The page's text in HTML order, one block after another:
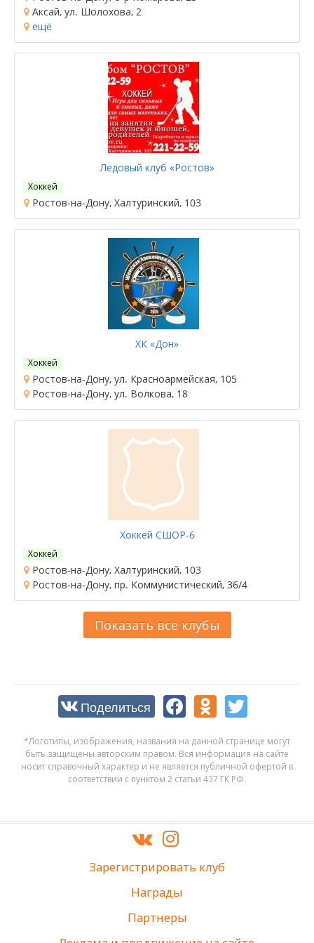
Аксай, ул. Шолохова, 2
ещё
Ледовый клуб «Ростов»
Хоккей
Ростов-на-Дону, Халтуринский, 103
ХК «Дон»
Хоккей
Ростов-на-Дону, ул. Красноармейская, 105
Ростов-на-Дону, ул. Волкова, 18
Хоккей СШОР-6
Хоккей
Ростов-на-Дону, Халтуринский, 103
Ростов-на-Дону, пр. Коммунистический, 36/4
Показать все клубы
Поделиться
*Логотипы, изображения, названия на данной странице могут
быть защищены авторским правом. Вся информация на сайте
носит справочный характер и не является публичной офертой в
соответствии с пунктом 2 статьи 437 ГК РФ.
Зарегистрировать клуб
Награды
Партнеры